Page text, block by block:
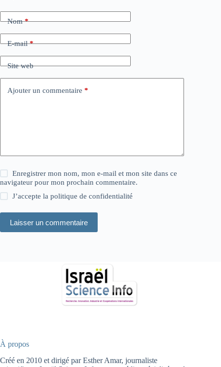
Nom*
E-mail*
Site web
Ajouter un commentaire *
Enregistrer mon nom, mon e-mail et mon site dans ce
navigateur pour mon prochain commentaire.
J’accepte lapolitique de confidentialité
Laisser un commentaire
À propos
Créé en 2010 et dirigé par Esther Amar, journaliste